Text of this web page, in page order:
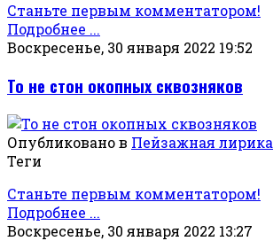
Станьте первым комментатором!
Подробнее ...
Воскресенье, 30 января 2022 19:52
То не стон окопных сквозняков
Опубликовано в Пейзажная лирика
Теги
Станьте первым комментатором!
Подробнее ...
Воскресенье, 30 января 2022 13:27